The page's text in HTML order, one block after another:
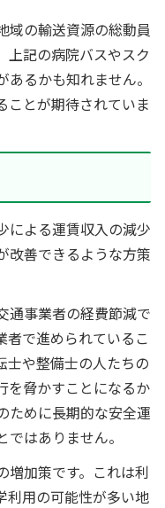
域の輸送資源の総動員
上記の病院バスやスク
るかも知れません。
ことが期待されていま
による運賃収入の減少
改善できるような方策
通事業者の経費節減で
者で進められているこ
士や整備士の人たちの
を脅かすことになるか
ために長期的な安全運
はありません。
加策です。これは利
利用の可能性が多い地